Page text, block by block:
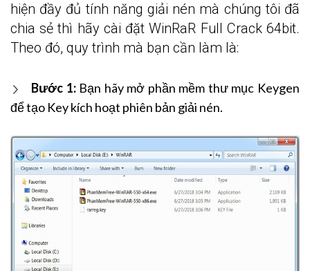
hiện đầy đủ tính năng giải nén mà chúng tôi đã
chia sẻ thì hãy cài đặt WinRaR Full Crack 64bit.
Theo đó, quy trình mà bạn cần làm là:
Bước 1:Bạn hãy mở phần mềm thư mục Keygen
để tạo Key kích hoạt phiên bản giải nén.